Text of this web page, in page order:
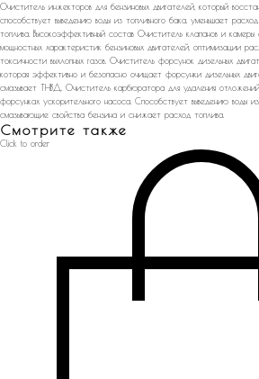
Очиститель инжекторов для бензиновых двигателей, который
способствует выведению воды из топливного бака, уменьшает
топлива. Высокоэффективный состав Очиститель клапанов и камеры
мощностных характеристик бензиновых двигателей, оптимизации
токсичности выхлопных газов. Очиститель форсунок дизельных
которая эффективно и безопасно очищает форсунки дизельных
смазывает ТНВД. Очиститель карбюратора для удаления
форсунках ускорительного насоса. Способствует выведению воды
смазывающие свойства бензина и снижает расход топлива.
Смотрите также
Click to order